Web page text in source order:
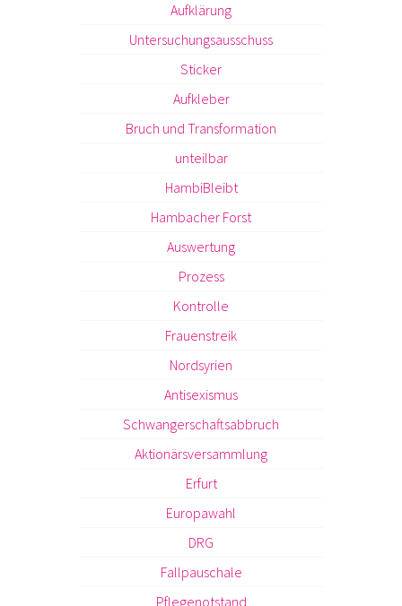
Aufklärung
Untersuchungsausschuss
Sticker
Aufkleber
Bruch und Transformation
unteilbar
HambiBleibt
Hambacher Forst
Auswertung
Prozess
Kontrolle
Frauenstreik
Nordsyrien
Antisexismus
Schwangerschaftsabbruch
Aktionärsversammlung
Erfurt
Europawahl
DRG
Fallpauschale
Pflegenotstand